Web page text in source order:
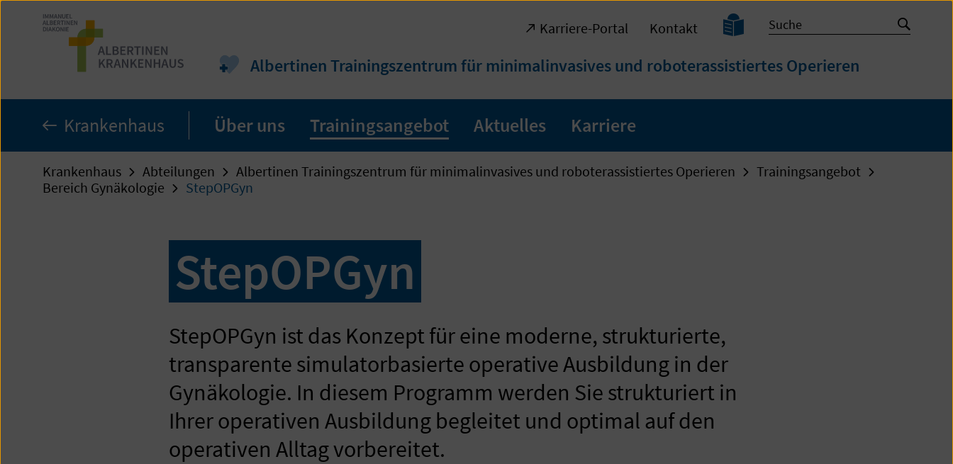
Zum
Seiteninhalt
Albertinen Trainingszentrum für minimalinvasives und roboterassistiertes Operieren
Karriere-Portal Kontakt
Leichte
Sprache
Suche
Suche
starten
Krankenhaus Über uns Trainingsangebot Aktuelles Karriere
Krankenhaus Abteilungen Albertinen Trainingszentrum für minimalinvasives und roboterassistiertes Operieren
Trainingsangebot
Bereich Gynäkologie
StepOPGyn
StepOPGyn
StepOPGyn ist das Konzept für eine moderne, strukturierte,
transparente simulatorbasierte operative Ausbildung in der
Gynäkologie. In diesem Programm werden Sie strukturiert in
Ihrer operativen Ausbildung begleitet und optimal auf den
operativen Alltag vorbereitet.